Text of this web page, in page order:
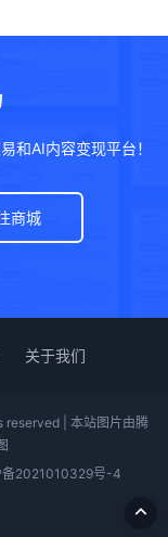
和AI内容变现平台！
商城
关于我们
| 本站图片由腾
备2021010329号-4